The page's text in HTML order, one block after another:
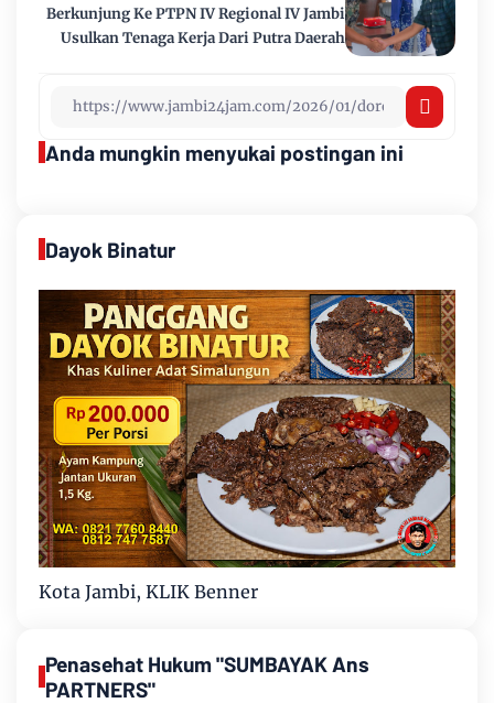
Berkunjung Ke PTPN IV Regional IV Jambi
Usulkan Tenaga Kerja Dari Putra Daerah
Anda mungkin menyukai postingan ini
Dayok Binatur
Kota Jambi, KLIK Benner
Penasehat Hukum "SUMBAYAK Ans
PARTNERS"